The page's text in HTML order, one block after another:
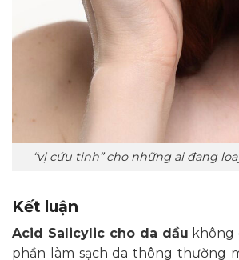
“vị cứu tinh” cho những ai đang
Kết luận
Acid Salicylic cho da dầu không
phần làm sạch da thông thường